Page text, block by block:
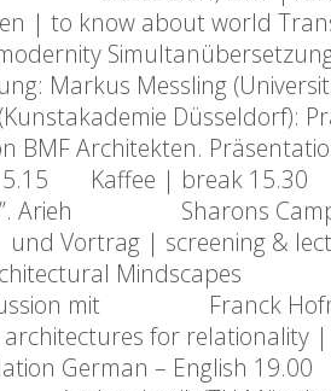
| to know about world
Markus Messling
Düsseldorf):
BMF Architekten.
15.15 Kaffee | break 15.30
Arieh Sharons
Vortrag | screening &
Architectural Mindscapes
mit Franck
for relationality
German –